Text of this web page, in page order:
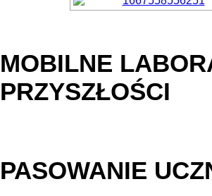
MOBILNE
PRZYSZŁOŚCI
PASOWANIE